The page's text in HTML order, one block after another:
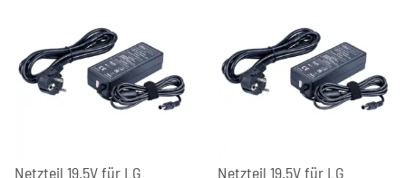
Netzteil 19.5V für LG Netzteil 19.5V für LG